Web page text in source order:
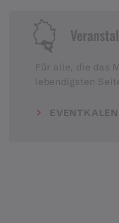
Für alle, die das
lebendigsten